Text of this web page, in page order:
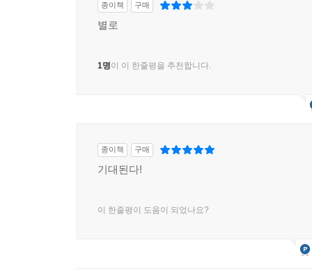
종이책 구매
별로
1명이 이 한줄평을 추천합니다.
종이책 구매
기대된다!
이 한줄평이 도움이 되었나요?